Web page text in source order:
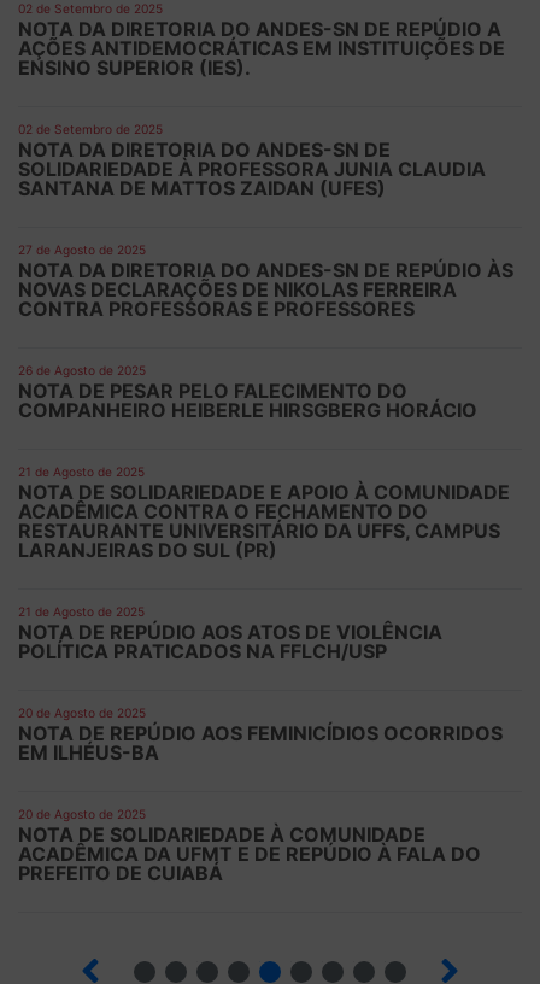
02 de Setembro de 2025
NOTA DA DIRETORIA DO ANDES-SN DE REPÚDIO A
AÇÕES ANTIDEMOCRÁTICAS EM INSTITUIÇÕES DE
ENSINO SUPERIOR (IES).
02 de Setembro de 2025
NOTA DA DIRETORIA DO ANDES-SN DE
SOLIDARIEDADE À PROFESSORA JUNIA CLAUDIA
SANTANA DE MATTOS ZAIDAN (UFES)
27 de Agosto de 2025
NOTA DA DIRETORIA DO ANDES-SN DE REPÚDIO ÀS
NOVAS DECLARAÇÕES DE NIKOLAS FERREIRA
CONTRA PROFESSORAS E PROFESSORES
26 de Agosto de 2025
NOTA DE PESAR PELO FALECIMENTO DO
COMPANHEIRO HEIBERLE HIRSGBERG HORÁCIO
21 de Agosto de 2025
NOTA DE SOLIDARIEDADE E APOIO À COMUNIDADE
ACADÊMICA CONTRA O FECHAMENTO DO
RESTAURANTE UNIVERSITÁRIO DA UFFS, CAMPUS
LARANJEIRAS DO SUL (PR)
21 de Agosto de 2025
NOTA DE REPÚDIO AOS ATOS DE VIOLÊNCIA
POLÍTICA PRATICADOS NA FFLCH/USP
20 de Agosto de 2025
NOTA DE REPÚDIO AOS FEMINICÍDIOS OCORRIDOS
EM ILHÉUS-BA
20 de Agosto de 2025
NOTA DE SOLIDARIEDADE À COMUNIDADE
ACADÊMICA DA UFMT E DE REPÚDIO À FALA DO
PREFEITO DE CUIABÁ